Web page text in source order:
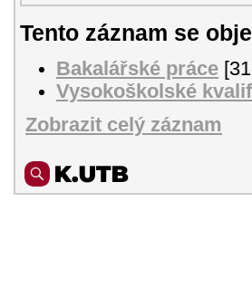
Tento záznam se
Bakalářské práce
Vysokoškolské
Zobrazit celý záznam